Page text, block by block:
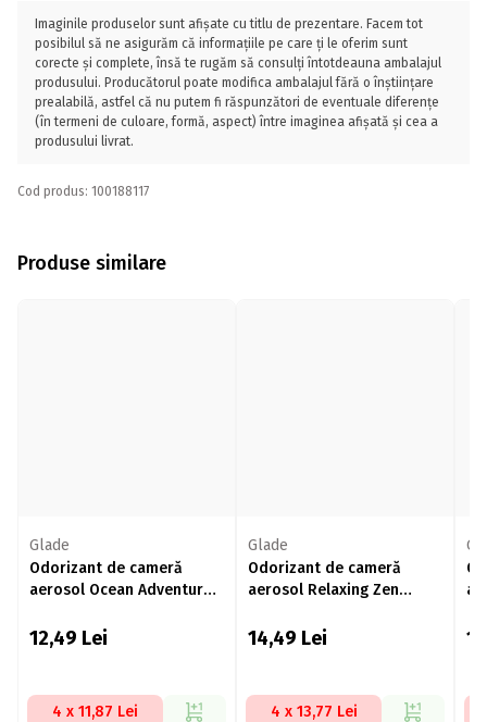
Imaginile produselor sunt afișate cu titlu de prezentare. Facem tot
posibilul să ne asigurăm că informațiile pe care ți le oferim sunt
corecte și complete, însă te rugăm să consulți întotdeauna ambalajul
produsului. Producătorul poate modifica ambalajul fără o înștiințare
prealabilă, astfel că nu putem fi răspunzători de eventuale diferențe
(în termeni de culoare, formă, aspect) între imaginea afișată și cea a
produsului livrat.
Cod produs: 100188117
Produse similare
Glade
Odorizant de cameră
aerosol Ocean Adventure
12,49 Lei
4 x 11,87 Lei
Glade
Odorizant de cameră
aerosol Relaxing Zen
14,49 Lei
4 x 13,77 Lei